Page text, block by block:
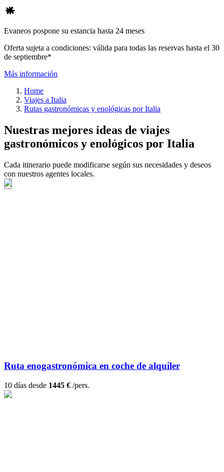
Evaneos pospone su estancia hasta 24 meses
Oferta sujeta a condiciones: válida para todas las reservas hasta el 30
de septiembre*
Más información
Home
Viajes a Italia
Rutas gastronómicas y enológicas por Italia
Nuestras mejores ideas de viajes
gastronómicos y enológicos por Italia
Cada itinerario puede modificarse según sus necesidades y deseos
con nuestros agentes locales.
Ruta enogastronómica en coche de alquiler
10 días desde 1445 € /pers.